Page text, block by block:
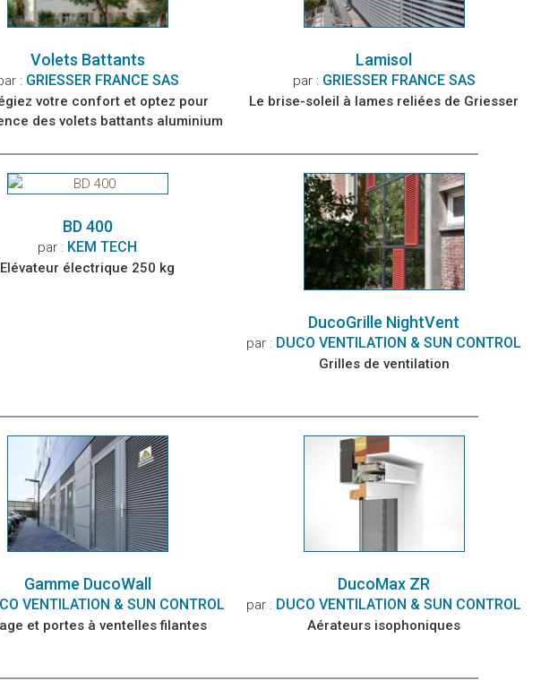
Volets Battants
: GRIESSER FRANCE SAS
votre confort et optez pour
des volets battants aluminium
Lamisol
par : GRIESSER FRANCE SAS
Le brise-soleil à lames reliées de Griesser
BD 400
par : KEM TECH
Elévateur électrique 250 kg
DucoGrille NightVent
par : DUCO VENTILATION & SUN CONTROL
Grilles de ventilation
Gamme DucoWall
VENTILATION & SUN CONTROL
et portes à ventelles filantes
DucoMax ZR
par : DUCO VENTILATION & SUN CONTROL
Aérateurs isophoniques